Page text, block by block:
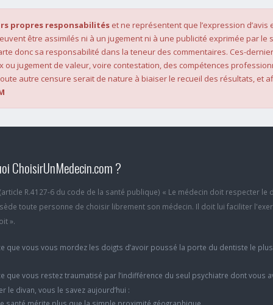
propres responsabilités et ne représentent que l’expression d’avis
être assimilés ni à un jugement ni à une publicité exprimée par le
donc sa responsabilité dans la teneur des commentaires. Ces-
jugement de valeur, voire contestation, des compétences
autre censure serait de nature à biaiser le recueil des résultats, et
ChoisirUnMedecin.com ?
R.4127-6 du code de la santé publique) « Le médecin doit respecter le
toute personne de choisir librement son médecin. Il doit lui faciliter
».
que vous vous mordez les doigts d’avoir poussé la porte du dentiste le plus
que vous restez traumatisé par l’indifférence du seul psychiatre dont vous
le divan, vous le savez aujourd’hui :